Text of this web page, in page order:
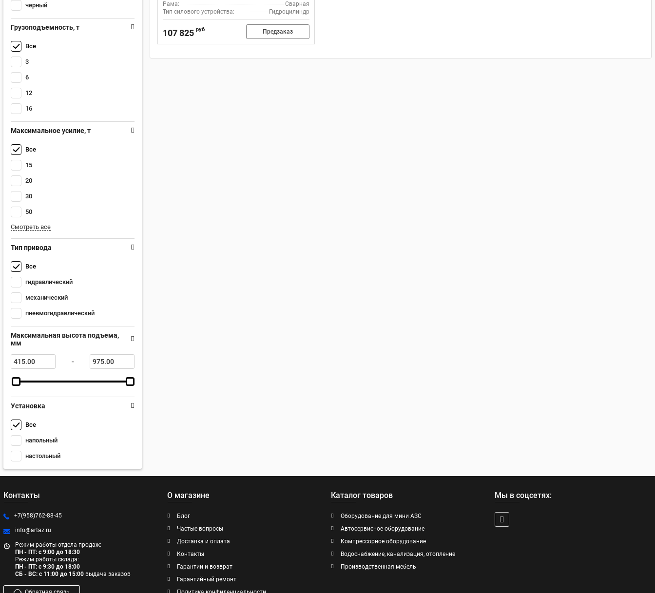
черный
Грузоподъемность, т
Все
3
6
12
16
Максимальное усилие, т
Все
15
20
30
50
Смотреть все
Тип привода
Все
гидравлический
механический
пневмогидравлический
Максимальная высота подъема,
мм
-
Установка
Все
напольный
настольный
Рама:
Сварная
Тип силового устройства:
Гидроцилиндр
107 825 руб Предзаказ
Контакты
+7(958)762-88-45
info@artaz.ru
Режим работы отдела продаж:
ПН - ПТ: с 9:00 до 18:30
Режим работы склада:
ПН - ПТ: с 9:30 до 18:00
СБ - ВС: с 11:00 до 15:00 выдача заказов
О магазине
Блог
Частые вопросы
Доставка и оплата
Контакты
Гарантии и возврат
Гарантийный ремонт
Каталог товаров
Оборудование для мини АЗС
Автосервисное оборудование
Компрессорное оборудование
Водоснабжение, канализация, отопление
Производственная мебель
Мы в соцсетях: